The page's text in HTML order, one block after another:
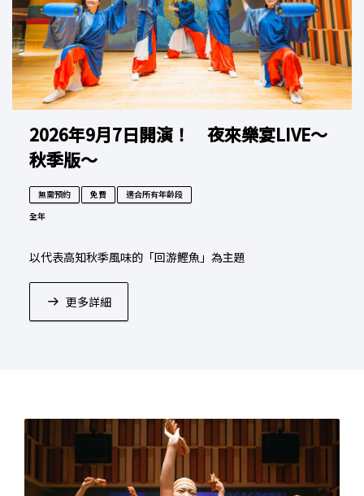
2026年9月7日開演！ 夜來樂宴LIVE～
秋季版～
無需預約 免費
適合所有年齡段
全年
以代表高知秋季風味的「回游鰹魚」為主題
更多詳細